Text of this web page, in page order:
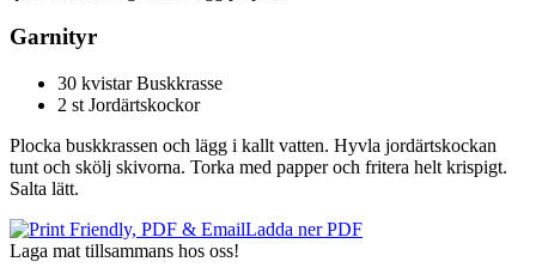
Garnityr
30 kvistar Buskkrasse
2 st Jordärtskockor
Plocka buskkrassen och lägg i kallt vatten. Hyvla jordärtskockan
tunt och skölj skivorna. Torka med papper och fritera helt krispigt.
Salta lätt.
Ladda ner PDF
Laga mat tillsammans hos oss!